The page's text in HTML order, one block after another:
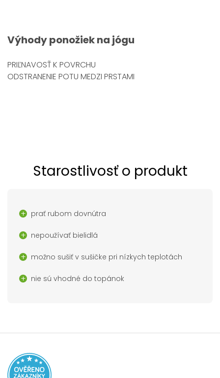
Výhodyponožiek na jógu
PRIĽNAVOSŤ K POVRCHU
ODSTRANENIE POTU MEDZI PRSTAMI
Starostlivosť o produkt
prať rubom dovnútra
nepoužívať bielidlá
možno sušiť v sušičke pri nízkych teplotách
nie sú vhodné do topánok